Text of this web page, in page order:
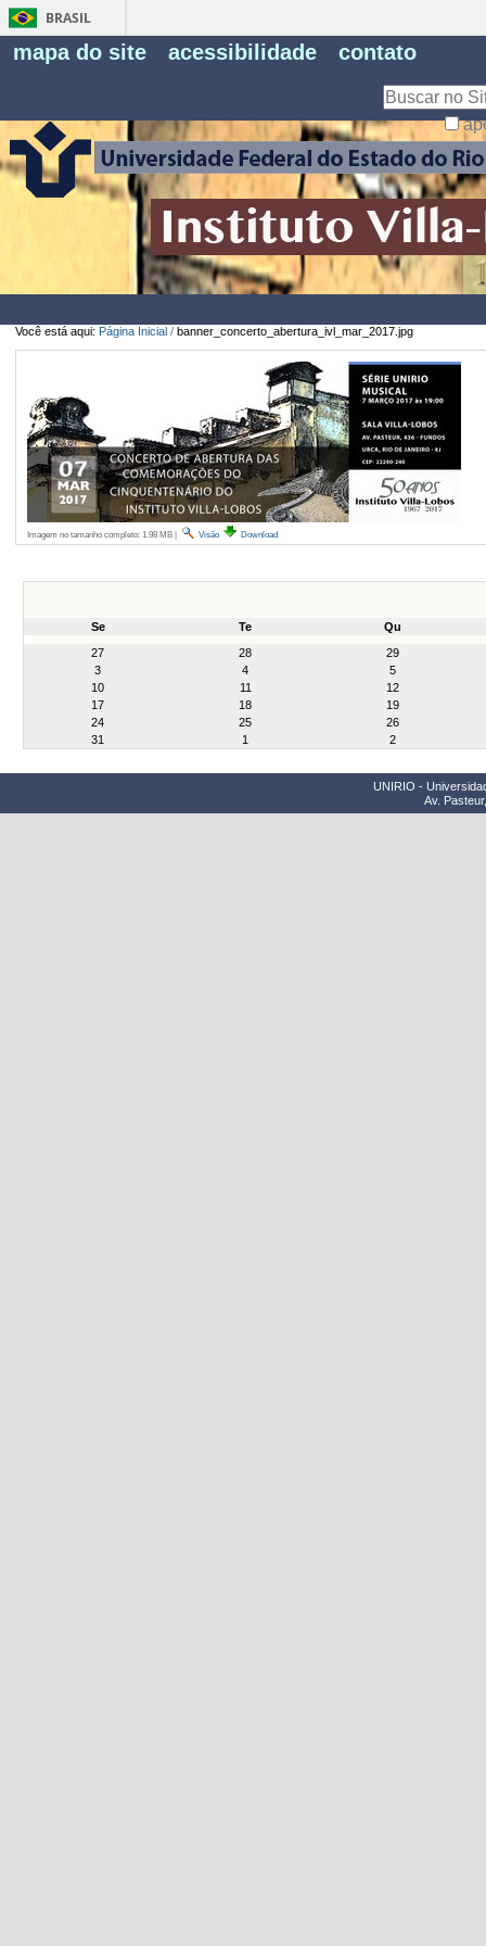
BRASIL
mapa do site acessibilidade contato
Você está aqui: Página Inicial / banner_concerto_abertura_ivl_mar_2017.jpg
Imagem no tamanho completo: 1.98 MB| Visão Download
Se Te
Qu
27
28
29
3
4
5
10
11
12
17
18
19
24
25
26
31
1 2
UNIRIO -
Av.